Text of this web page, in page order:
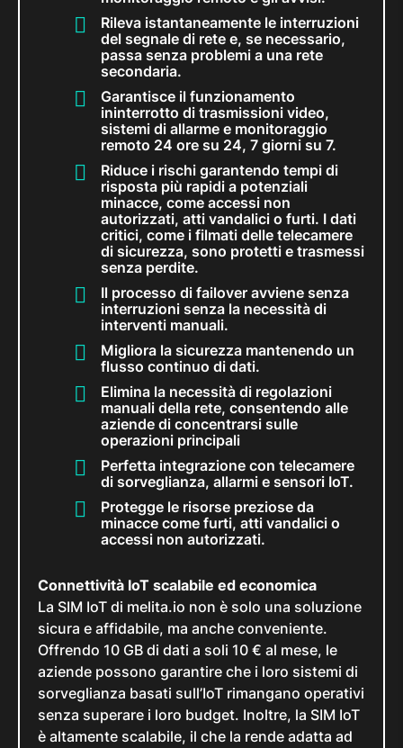
Rileva istantaneamente le interruzioni
del segnale di rete e, se necessario,
passa senza problemi a una rete
secondaria.
Garantisce il funzionamento
ininterrotto di trasmissioni video,
sistemi di allarme e monitoraggio
remoto 24 ore su 24, 7 giorni su 7.
Riduce i rischi garantendo tempi di
risposta più rapidi a potenziali
minacce, come accessi non
autorizzati, atti vandalici o furti. I dati
critici, come i filmati delle telecamere
di sicurezza, sono protetti e trasmessi
senza perdite.
Il processo di failover avviene senza
interruzioni senza la necessità di
interventi manuali.
Migliora la sicurezza mantenendo un
flusso continuo di dati.
Elimina la necessità di regolazioni
manuali della rete, consentendo alle
aziende di concentrarsi sulle
operazioni principali
Perfetta integrazione con telecamere
di sorveglianza, allarmi e sensori IoT.
Protegge le risorse preziose da
minacce come furti, atti vandalici o
accessi non autorizzati.
Connettività IoT scalabile ed economica
La SIM IoT di melita.io non è solo una soluzione
sicura e affidabile, ma anche conveniente.
Offrendo 10 GB di dati a soli 10 € al mese, le
aziende possono garantire che i loro sistemi di
sorveglianza basati sull’IoT rimangano operativi
senza superare i loro budget. Inoltre, la SIM IoT
è altamente scalabile, il che la rende adatta ad